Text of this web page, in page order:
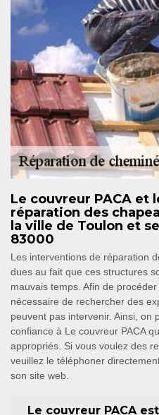
Le couvreur PACA et
réparation des
la ville de Toulon et
83000
Les interventions de réparation
dues au fait que ces structures
mauvais temps. Afin de
nécessaire de rechercher des
peuvent pas intervenir. Ainsi, on
confiance à Le couvreur PACA
appropriés. Si vous voulez des
veuillez le téléphoner
son site web.
Le couvreur PACA